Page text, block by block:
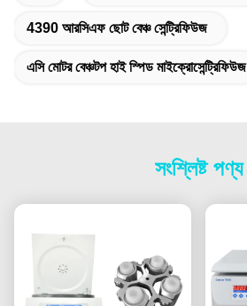
4390 আরসিএফ ছোট বেঞ্চ সেন্ট্রিফিউজ
এসি মোটর বেঞ্চটপ হাই স্পিড মাইক্রোসেন্ট্রিফিউজ
সংশ্লিষ্ট পণ্য